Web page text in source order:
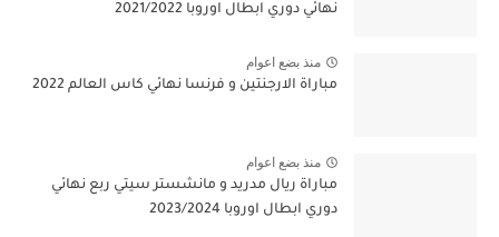
نهائي دوري ابطال اوروبا 2021/2022
منذ بضع اعوام
مباراة الارجنتين و فرنسا نهائي كاس العالم 2022
منذ بضع اعوام
مباراة ريال مدريد و مانشستر سيتي ربع نهائي
دوري ابطال اوروبا 2023/2024